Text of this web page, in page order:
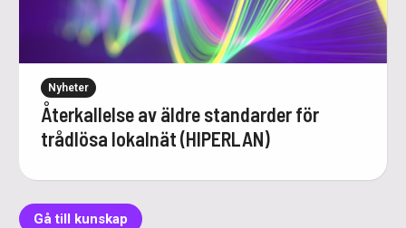
Nyheter
Återkallelse av äldre standarder för
trådlösa lokalnät (HIPERLAN)
Gå till kunskap